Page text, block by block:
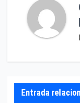
Entrada